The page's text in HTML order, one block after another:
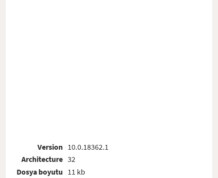
Version
Architecture
Dosya boyutu
10.0.18362.1
32
11 kb